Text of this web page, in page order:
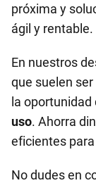
próxima y
ágil y rentable.
En nuestros
que suelen
la oportunidad
uso. Ahorra
eficientes
No dudes en